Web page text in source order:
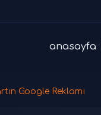
anasayfa
Google Reklamı